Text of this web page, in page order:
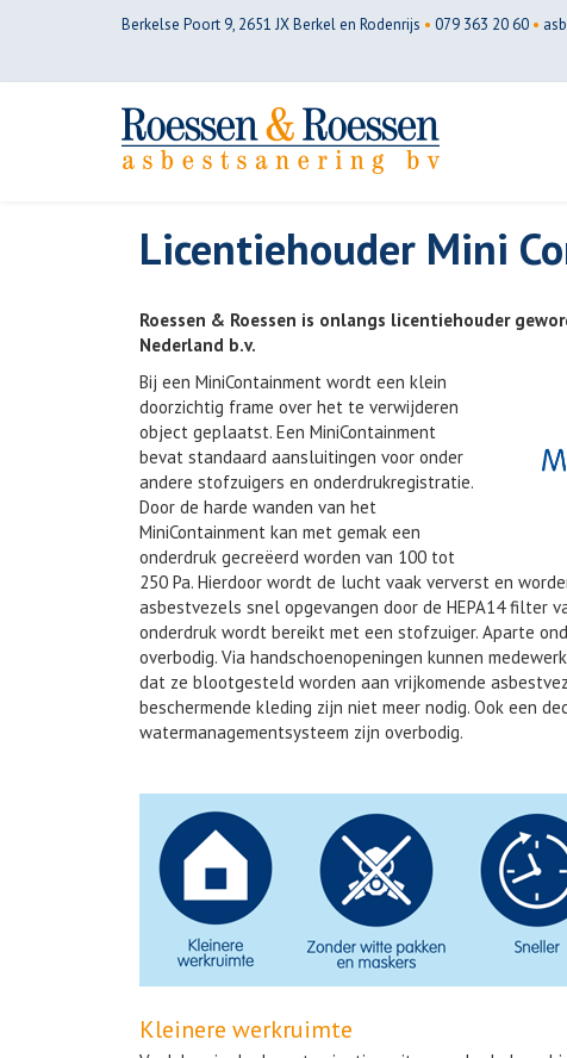
Berkelse Poort 9, 2651 JX Berkel en Rodenrijs • 079 363 20 60 •
Licentiehouder Mini
Roessen & Roessen is onlangs licentiehouder
Nederland b.v.
Bij een MiniContainment wordt een klein
doorzichtig frame over het te verwijderen
object geplaatst. Een MiniContainment
bevat standaard aansluitingen voor onder
andere stofzuigers en onderdrukregistratie.
Door de harde wanden van het
MiniContainment kan met gemak een
onderdruk gecreëerd worden van 100 tot
250 Pa. Hierdoor wordt de lucht vaak ververst en
asbestvezels snel opgevangen door de HEPA14 filter
onderdruk wordt bereikt met een stofzuiger. Aparte
overbodig. Via handschoenopeningen kunnen
dat ze blootgesteld worden aan vrijkomende
beschermende kleding zijn niet meer nodig. Ook een
watermanagementsysteem zijn overbodig.
Kleinere werkruimte